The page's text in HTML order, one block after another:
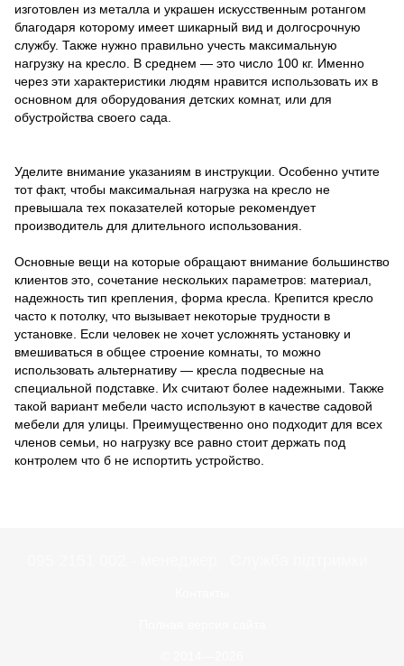
изготовлен из металла и украшен искусственным ротангом
благодаря которому имеет шикарный вид и долгосрочную
службу. Также нужно правильно учесть максимальную
нагрузку на кресло. В среднем — это число 100 кг. Именно
через эти характеристики людям нравится использовать их в
основном для оборудования детских комнат, или для
обустройства своего сада.
Уделите внимание указаниям в инструкции. Особенно учтите
тот факт, чтобы максимальная нагрузка на кресло не
превышала тех показателей которые рекомендует
производитель для длительного использования.
Основные вещи на которые обращают внимание большинство
клиентов это, сочетание нескольких параметров: материал,
надежность тип крепления, форма кресла. Крепится кресло
часто к потолку, что вызывает некоторые трудности в
установке. Если человек не хочет усложнять установку и
вмешиваться в общее строение комнаты, то можно
использовать альтернативу — кресла подвесные на
специальной подставке. Их считают более надежными. Также
такой вариант мебели часто используют в качестве садовой
мебели для улицы. Преимущественно оно подходит для всех
членов семьи, но нагрузку все равно стоит держать под
контролем что б не испортить устройство.